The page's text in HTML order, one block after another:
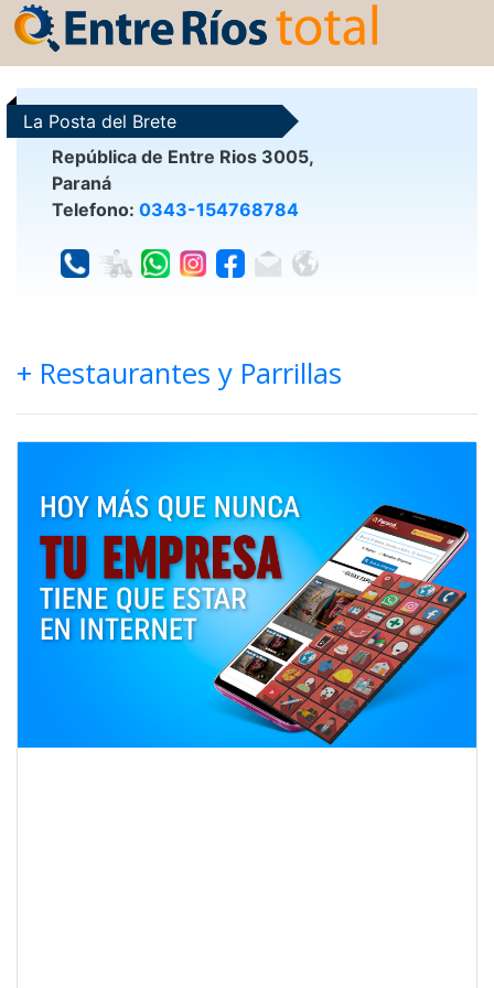
La Posta del Brete
República de Entre Rios 3005,
Paraná
Telefono: 0343-154768784
+ Restaurantes y Parrillas